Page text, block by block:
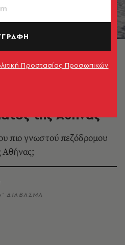
της Αθήνας
πιο γνωστού πεζόδρομου
Αθήνας;
ΔΙΑΒΑΣΜΑ
Προστασίας Προσωπικών